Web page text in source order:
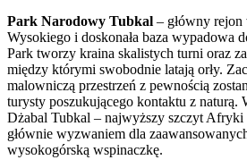
Park Narodowy Tubkal – główny
Wysokiego i doskonała baza wypadowa
Park tworzy kraina skalistych turni oraz
między którymi swobodnie latają orły.
malowniczą przestrzeń z pewnością
turysty poszukującego kontaktu z naturą.
Dżabal Tubkal – najwyższy szczyt Afryki
głównie wyzwaniem dla
wysokogórską wspinaczkę.